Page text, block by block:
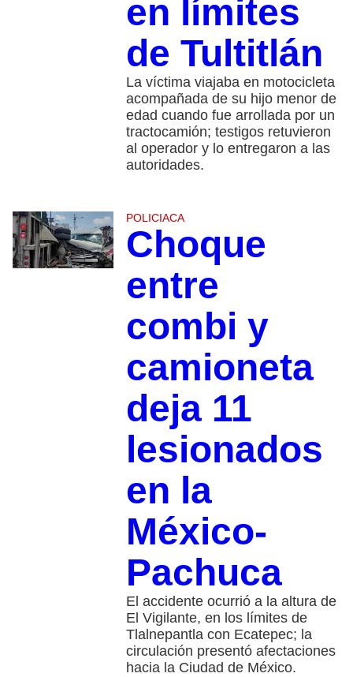
en límites
de Tultitlán
La víctima viajaba en motocicleta
acompañada de su hijo menor de
edad cuando fue arrollada por un
tractocamión; testigos retuvieron
al operador y lo entregaron a las
autoridades.
POLICIACA
Choque
entre
combi y
camioneta
deja 11
lesionados
en la
México-
Pachuca
El accidente ocurrió a la altura de
El Vigilante, en los límites de
Tlalnepantla con Ecatepec; la
circulación presentó afectaciones
hacia la Ciudad de México.